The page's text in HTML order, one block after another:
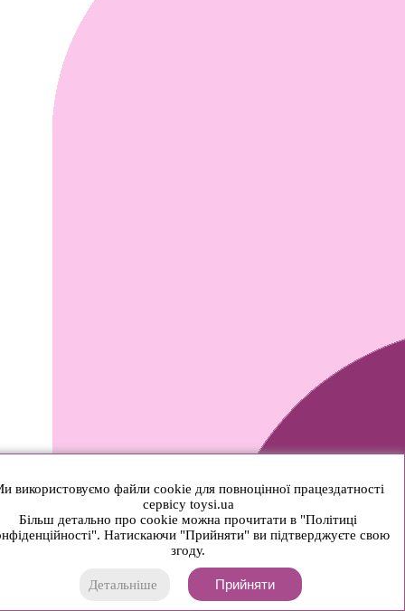
використовуємо файли cookie для повноцінної працездатності
сервісу toysi.ua
Більш детально про cookie можна прочитати в "Політиці
Натискаючи "Прийняти" ви підтверджуєте свою
згоду.
Детальніше Прийняти